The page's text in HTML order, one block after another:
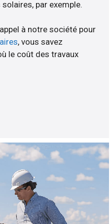
par exemple.
à notre société pour
, vous savez
le coût des travaux